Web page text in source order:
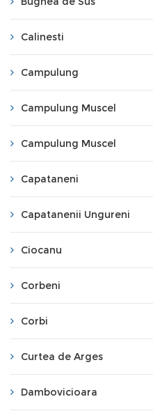
Calinesti
Campulung
Campulung Muscel
Campulung Muscel
Capataneni
Capatanenii Ungureni
Ciocanu
Corbeni
Corbi
Curtea de Arges
Dambovicioara